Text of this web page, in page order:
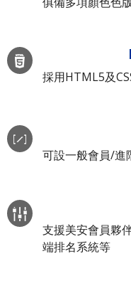
採用HTML5及
可設一般會員/進
支援美安會員夥
端排名系統等